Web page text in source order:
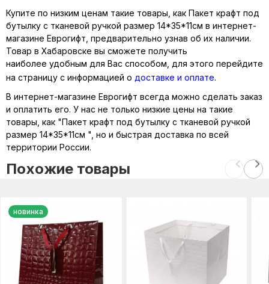
Купите по низким ценам такие товары, как Пакет крафт под
бутылку с тканевой ручкой размер 14*35*11см в интернет-
магазине Еврогифт, предварительно узнав об их наличии.
Товар в Хабаровске вы сможете получить
наиболее удобным для Вас способом, для этого перейдите
на страницу с информацией о доставке и оплате.
В интернет-магазине Еврогифт всегда можно сделать заказ
и оплатить его. У нас не только низкие цены на такие
товары, как "Пакет крафт под бутылку с тканевой ручкой
размер 14*35*11см ", но и быстрая доставка по всей
территории России.
Похожие товары
новинка